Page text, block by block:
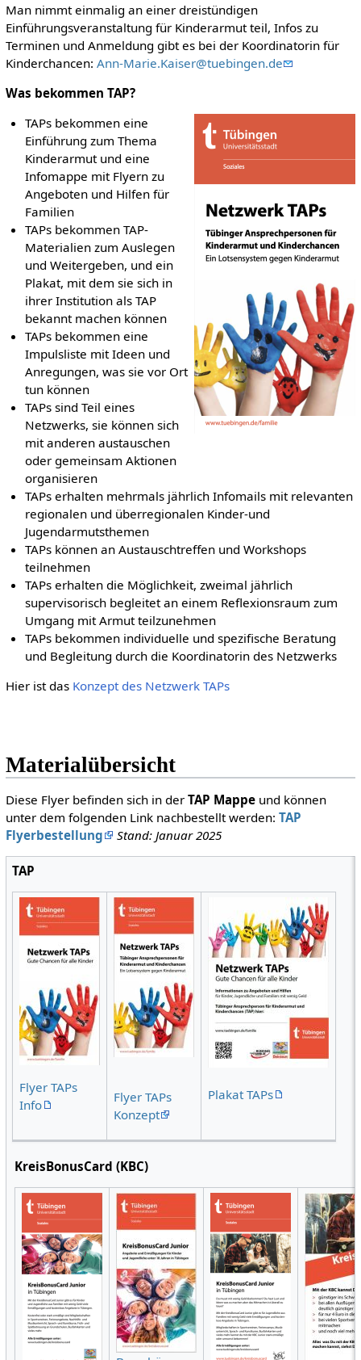
Man nimmt einmalig an einer dreistündigen
Einführungsveranstaltung für Kinderarmut teil, Infos zu
Terminen und Anmeldung gibt es bei der Koordinatorin für
Kinderchancen: Ann-Marie.Kaiser@tuebingen.de
Was bekommen TAP?
TAPs bekommen eine
Einführung zum Thema
Kinderarmut und eine
Infomappe mit Flyern zu
Angeboten und Hilfen für
Familien
TAPs bekommen TAP-
Materialien zum Auslegen
und Weitergeben, und ein
Plakat, mit dem sie sich in
ihrer Institution als TAP
bekannt machen können
TAPs bekommen eine
Impulsliste mit Ideen und
Anregungen, was sie vor Ort
tun können
TAPs sind Teil eines
Netzwerks, sie können sich
mit anderen austauschen
oder gemeinsam Aktionen
organisieren
TAPs erhalten mehrmals jährlich Infomails mit relevanten
regionalen und überregionalen Kinder-und
Jugendarmutsthemen
TAPs können an Austauschtreffen und Workshops
teilnehmen
TAPs erhalten die Möglichkeit, zweimal jährlich
supervisorisch begleitet an einem Reflexionsraum zum
Umgang mit Armut teilzunehmen
TAPs bekommen individuelle und spezifische Beratung
und Begleitung durch die Koordinatorin des Netzwerks
Hier ist das Konzept des Netzwerk TAPs
Materialübersicht
Diese Flyer befinden sich in der TAP Mappeund können
unter dem folgenden Link nachbestellt werden: TAP
Flyerbestellung
Stand: Januar 2025
TAP
Flyer TAPs
Info
Flyer TAPs
Konzept
Plakat TAPs
KreisBonusCard (KBC)